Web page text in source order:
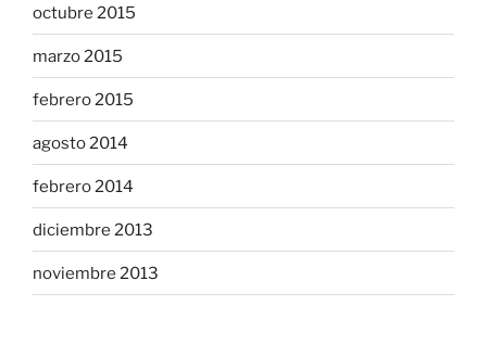
octubre 2015
marzo 2015
febrero 2015
agosto 2014
febrero 2014
diciembre 2013
noviembre 2013